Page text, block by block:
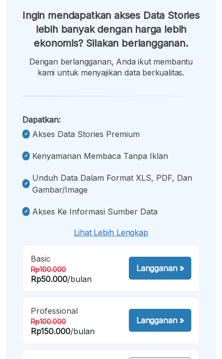
Ingin mendapatkan akses Data Stories
lebih banyak dengan harga lebih
ekonomis? Silakan berlangganan.
Dengan berlangganan, Anda ikut membantu
kami untuk menyajikan data berkualitas.
Dapatkan:
Akses Data Stories Premium
Kenyamanan Membaca Tanpa Iklan
Unduh Data Dalam Format XLS, PDF, Dan
Gambar/image
Akses Ke Informasi Sumber Data
Lihat Lebih Lengkap
Basic
Rp100.000
Rp50.000/bulan
Langganan»
Professional
Rp100.000
Rp150.000/bulan
Langganan»